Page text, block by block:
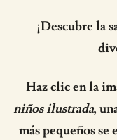
¡Descubre la
Haz clic en la
niños ilustrada,
más pequeños